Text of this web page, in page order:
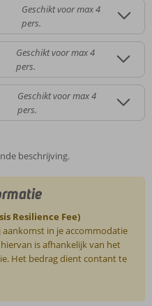
Geschikt voor max 4
pers.
Geschikt voor max 4
pers.
Geschikt voor max 4
pers.
beschrijving.
Resilience Fee)
aankomst in je accommodatie
is afhankelijk van het
Het bedrag dient contant te